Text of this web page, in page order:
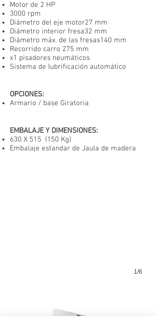
Motor de 2 HP
3000 rpm
Diámetro del eje motor27 mm
Diámetro interior fresa32 mm
Diámetro máx. de las fresas140 mm
Recorrido carro 275 mm
x1 pisadores neumáticos
Sistema de lubrificación automático
OPCIONES:
Armario / base Giratoria
EMBALAJE Y DIMENSIONES:
630 X 515 (150 Kg)
Embalaje estandar de Jaula de madera
1/6